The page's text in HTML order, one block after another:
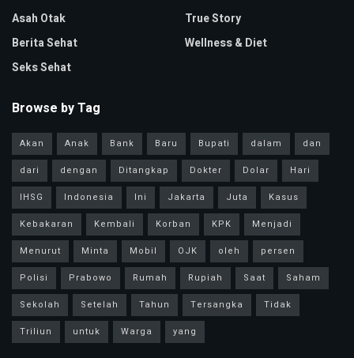
Asah Otak
Berita Sehat
Seks Sehat
True Story
Wellness & Diet
Browse by Tag
Akan Anak Bank Baru Bupati dalam
dan
dari
dengan Ditangkap Dokter Dolar
Hari
IHSG
Indonesia Ini Jakarta Juta
Kasus
Kebakaran
Kembali Korban KPK
Menjadi
Menurut
Minta Mobil OJK oleh
persen
Polisi
Prabowo Rumah Rupiah Saat
Saham
Sekolah
Setelah Tahun Tersangka
Tidak
Triliun
untuk Warga yang